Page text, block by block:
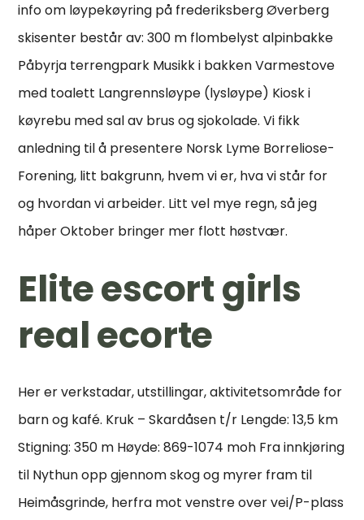
info om løypekøyring på frederiksberg Øverberg
skisenter består av: 300 m flombelyst alpinbakke
Påbyrja terrengpark Musikk i bakken Varmestove
med toalett Langrennsløype (lysløype) Kiosk i
køyrebu med sal av brus og sjokolade. Vi fikk
anledning til å presentere Norsk Lyme Borreliose-
Forening, litt bakgrunn, hvem vi er, hva vi står for
og hvordan vi arbeider. Litt vel mye regn, så jeg
håper Oktober bringer mer flott høstvær.
Elite escort girls
real ecorte
Her er verkstadar, utstillingar, aktivitetsområde for
barn og kafé. Kruk – Skardåsen t/r Lengde: 13,5 km
Stigning: 350 m Høyde: 869-1074 moh Fra innkjøring
til Nythun opp gjennom skog og myrer fram til
Heimåsgrinde, herfra mot venstre over vei/P-plass